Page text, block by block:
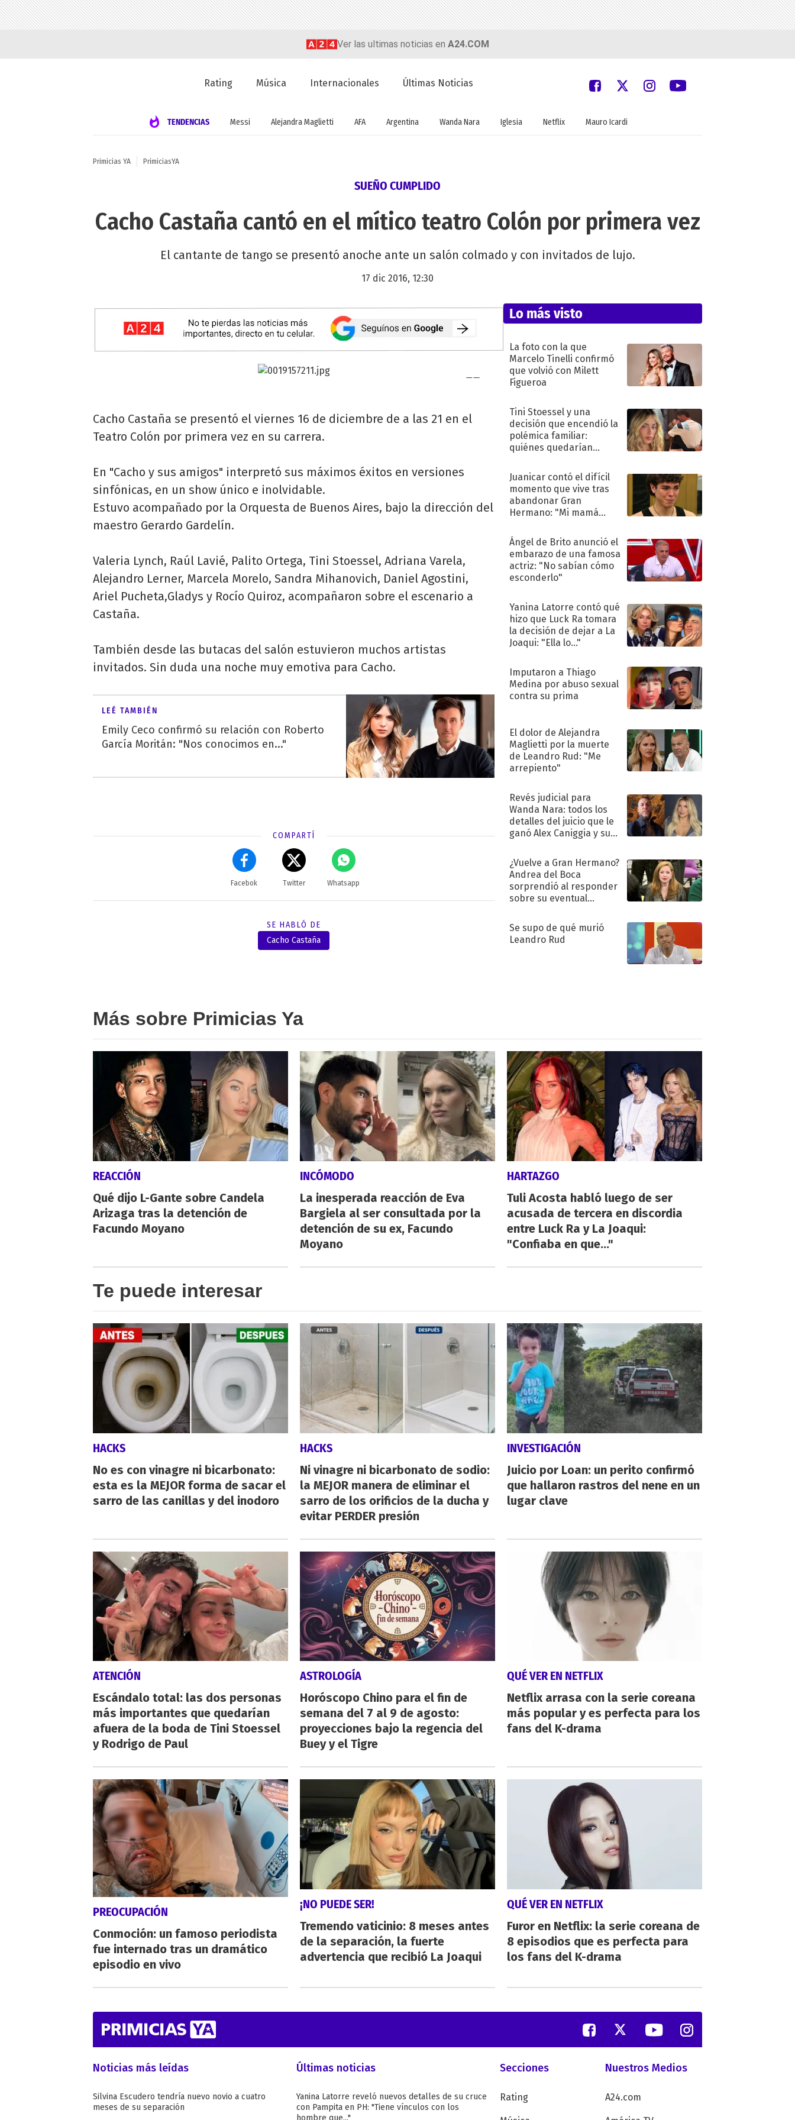
Ver las ultimas noticias en A24.COM
Rating Música Internacionales Últimas Noticias
TENDENCIAS Messi Alejandra Maglietti AFA Argentina Wanda Nara Iglesia Netflix Mauro Icardi
Primicias YA PrimiciasYA
SUEÑO CUMPLIDO
Cacho Castaña cantó en el mítico teatro Colón por primera vez
El cantante de tango se presentó anoche ante un salón colmado y con invitados de lujo.
17 dic 2016, 12:30
Cacho Castaña se presentó el viernes 16 de diciembre de a las 21 en el
Teatro Colón por primera vez en su carrera.
En "Cacho y sus amigos" interpretó sus máximos éxitos en versiones
sinfónicas, en un show único e inolvidable.
Estuvo acompañado por la Orquesta de Buenos Aires, bajo la dirección del
maestro Gerardo Gardelín.
Valeria Lynch, Raúl Lavié, Palito Ortega, Tini Stoessel, Adriana Varela,
Alejandro Lerner, Marcela Morelo, Sandra Mihanovich, Daniel Agostini,
Ariel Pucheta,Gladys y Rocío Quiroz, acompañaron sobre el escenario a
Castaña.
También desde las butacas del salón estuvieron muchos artistas
invitados. Sin duda una noche muy emotiva para Cacho.
LEÉ TAMBIÉN
Emily Ceco confirmó su relación con Roberto
García Moritán: "Nos conocimos en..."
COMPARTÍ
Facebok Twitter Whatsapp
SE HABLÓ DE
Cacho Castaña
Lo más visto
La foto con la que
Marcelo Tinelli confirmó
que volvió con Milett
Figueroa
Tini Stoessel y una
decisión que encendió la
polémica familiar:
quiénes quedarían
Juanicar contó el difícil
momento que vive tras
abandonar Gran
Hermano: "Mi mamá
Ángel de Brito anunció el
embarazo de una famosa
actriz: "No sabían cómo
esconderlo"
Yanina Latorre contó qué
hizo que Luck Ra tomara
la decisión de dejar a La
Joaqui: "Ella lo..."
Imputaron a Thiago
Medina por abuso sexual
contra su prima
El dolor de Alejandra
Maglietti por la muerte
de Leandro Rud: "Me
arrepiento"
Revés judicial para
Wanda Nara: todos los
detalles del juicio que le
ganó Alex Caniggia y sus
¿Vuelve a Gran Hermano?
Andrea del Boca
sorprendió al responder
sobre su eventual
Se supo de qué murió
Leandro Rud
Más sobre Primicias Ya
REACCIÓN
Qué dijo L-Gante sobre Candela
Arizaga tras la detención de
Facundo Moyano
INCÓMODO
La inesperada reacción de Eva
Bargiela al ser consultada por la
detención de su ex, Facundo
Moyano
HARTAZGO
Tuli Acosta habló luego de ser
acusada de tercera en discordia
entre Luck Ra y La Joaqui:
"Confiaba en que..."
Te puede interesar
HACKS
No es con vinagre ni bicarbonato:
esta es la MEJOR forma de sacar el
sarro de las canillas y del inodoro
HACKS
Ni vinagre ni bicarbonato de sodio:
la MEJOR manera de eliminar el
sarro de los orificios de la ducha y
evitar PERDER presión
INVESTIGACIÓN
Juicio por Loan: un perito confirmó
que hallaron rastros del nene en un
lugar clave
ATENCIÓN
Escándalo total: las dos personas
más importantes que quedarían
afuera de la boda de Tini Stoessel
y Rodrigo de Paul
ASTROLOGÍA
Horóscopo Chino para el fin de
semana del 7 al 9 de agosto:
proyecciones bajo la regencia del
Buey y el Tigre
QUÉ VER EN NETFLIX
Netflix arrasa con la serie coreana
más popular y es perfecta para los
fans del K-drama
PREOCUPACIÓN
Conmoción: un famoso periodista
fue internado tras un dramático
episodio en vivo
¡NO PUEDE SER!
Tremendo vaticinio: 8 meses antes
de la separación, la fuerte
advertencia que recibió La Joaqui
QUÉ VER EN NETFLIX
Furor en Netflix: la serie coreana de
8 episodios que es perfecta para
los fans del K-drama
Noticias más leídas
Silvina Escudero tendría nuevo novio a cuatro
meses de su separación
Últimas noticias
Yanina Latorre reveló nuevos detalles de su cruce
con Pampita en PH: "Tiene vínculos con los
hombre que..."
Secciones
Rating
Nuestros Medios
A24.com